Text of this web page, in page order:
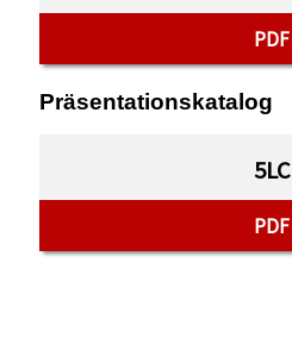
PDF
Präsentationskatalog
5LC
PDF